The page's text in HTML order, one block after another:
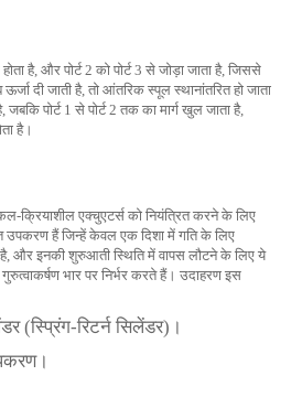
होता है, और पोर्ट 2 को पोर्ट 3 से जोड़ा जाता है, जिससे
दी जाती है, तो आंतरिक स्पूल स्थानांतरित हो जाता
जबकि पोर्ट 1 से पोर्ट 2 तक का मार्ग खुल जाता है,
है।
क्रियाशील एक्चुएटर्स को नियंत्रित करने के लिए
उपकरण हैं जिन्हें केवल एक दिशा में गति के लिए
है, और इनकी शुरुआती स्थिति में वापस लौटने के लिए ये
भार पर निर्भर करते हैं। उदाहरण इस
(स्प्रिंग-रिटर्न सिलेंडर)।